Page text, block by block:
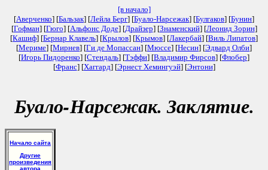
[в начало]
[Аверченко] [Бальзак] [Лейла Берг] [Буало-Нарсежак] [Булгаков] [Бунин]
[Гофман] [Гюго] [Альфонс Доде] [Драйзер] [Знаменский] [Леонид Зорин]
[Кашиф] [Бернар Клавель] [Крылов] [Крымов] [Лакербай] [Виль Липатов]
[Мериме] [Мирнев] [Ги де Мопассан] [Мюссе] [Несин] [Эдвард Олби]
[Игорь Пидоренко] [Стендаль] [Тэффи] [Владимир Фирсов] [Флобер]
[Франс] [Хаггард] [Эрнест Хемингуэй] [Энтони]
Буало-Нарсежак. Заклятие.
Начало сайта
Другие
произведения
автора